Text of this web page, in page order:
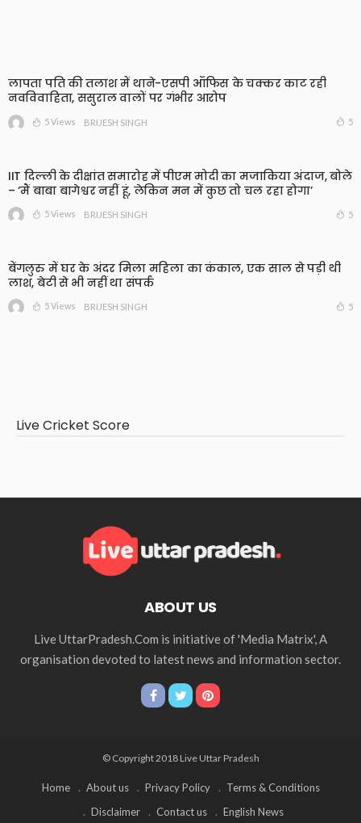
लापता पति की तलाश में थाने-एसपी ऑफिस के चक्कर काट रही
नवविवाहिता, ससुराल वालों पर गंभीर आरोप
5 Views BRIJESH SINGH 5
IIT दिल्ली के दीक्षांत समारोह में पीएम मोदी का मजाकिया अंदाज, बोले
– ‘मैं बाबा बागेश्वर नहीं हूं, लेकिन मन में कुछ तो चल रहा होगा’
5 Views BRIJESH SINGH 5
बेंगलुरु में घर के अंदर मिला महिला का कंकाल, एक साल से पड़ी थी
लाश, बेटी से भी नहीं था संपर्क
5 Views BRIJESH SINGH 5
Live Cricket Score
ABOUT US
Live UttarPradesh.Com is initiative of 'Media Matrix', A
organisation devoted to latest news and information sector.
© Copyright 2018 Live Uttar Pradesh
Home About us Privacy Policy
Terms & Conditions
Disclaimer
Contact us English News